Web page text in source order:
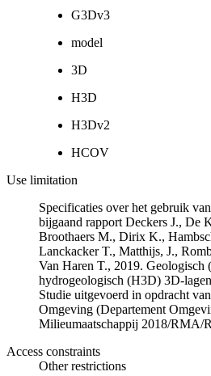
G3Dv3
model
3D
H3D
H3Dv2
HCOV
Use limitation
Specificaties over het gebruik
bijgaand rapport Deckers J., De
Broothaers M., Dirix K.,
Lanckacker T., Matthijs, J.,
Van Haren T., 2019. Geologisch
hydrogeologisch (H3D) 3D-
Studie uitgevoerd in opdracht
Omgeving (Departement
Milieumaatschappij 2018/RMA/
Access constraints
Other restrictions